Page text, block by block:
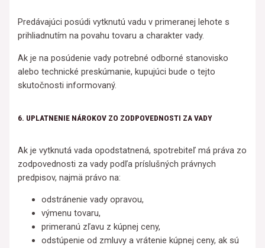
Predávajúci posúdi vytknutú vadu v primeranej lehote s
prihliadnutím na povahu tovaru a charakter vady.
Ak je na posúdenie vady potrebné odborné stanovisko
alebo technické preskúmanie, kupujúci bude o tejto
skutočnosti informovaný.
6. UPLATNENIE NÁROKOV ZO ZODPOVEDNOSTI ZA VADY
Ak je vytknutá vada opodstatnená, spotrebiteľ má práva zo
zodpovednosti za vady podľa príslušných právnych
predpisov, najmä právo na:
odstránenie vady opravou,
výmenu tovaru,
primeranú zľavu z kúpnej ceny,
odstúpenie od zmluvy a vrátenie kúpnej ceny, ak sú